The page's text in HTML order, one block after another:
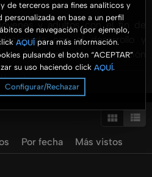
de terceros para fines analíticos y
en base a un perfil
de navegación (por ejemplo,
AQUÍ para más información.
pulsando el botón “ACEPTAR”
su uso haciendo click AQUÍ.
Configurar/Rechazar
y adultos con el fin de
con el desarrollo y
Se presenta información
práctico y para ser aterrizado
Basurto, con doctorado en
100 pesos en diferentes
Ver más
Por fecha
Más vistos